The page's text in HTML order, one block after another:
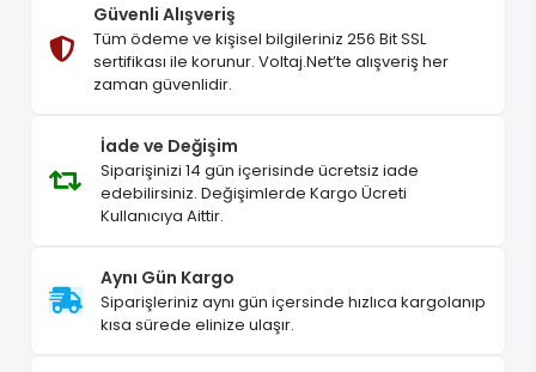
Güvenli Alışveriş
Tüm ödeme ve kişisel bilgileriniz 256 Bit SSL
sertifikası ile korunur. Voltaj.Net’te alışveriş her
zaman güvenlidir.
İade ve Değişim
Siparişinizi 14 gün içerisinde ücretsiz iade
edebilirsiniz. Değişimlerde Kargo Ücreti
Kullanıcıya Aittir.
Aynı Gün Kargo
Siparişleriniz aynı gün içersinde hızlıca kargolanıp
kısa sürede elinize ulaşır.